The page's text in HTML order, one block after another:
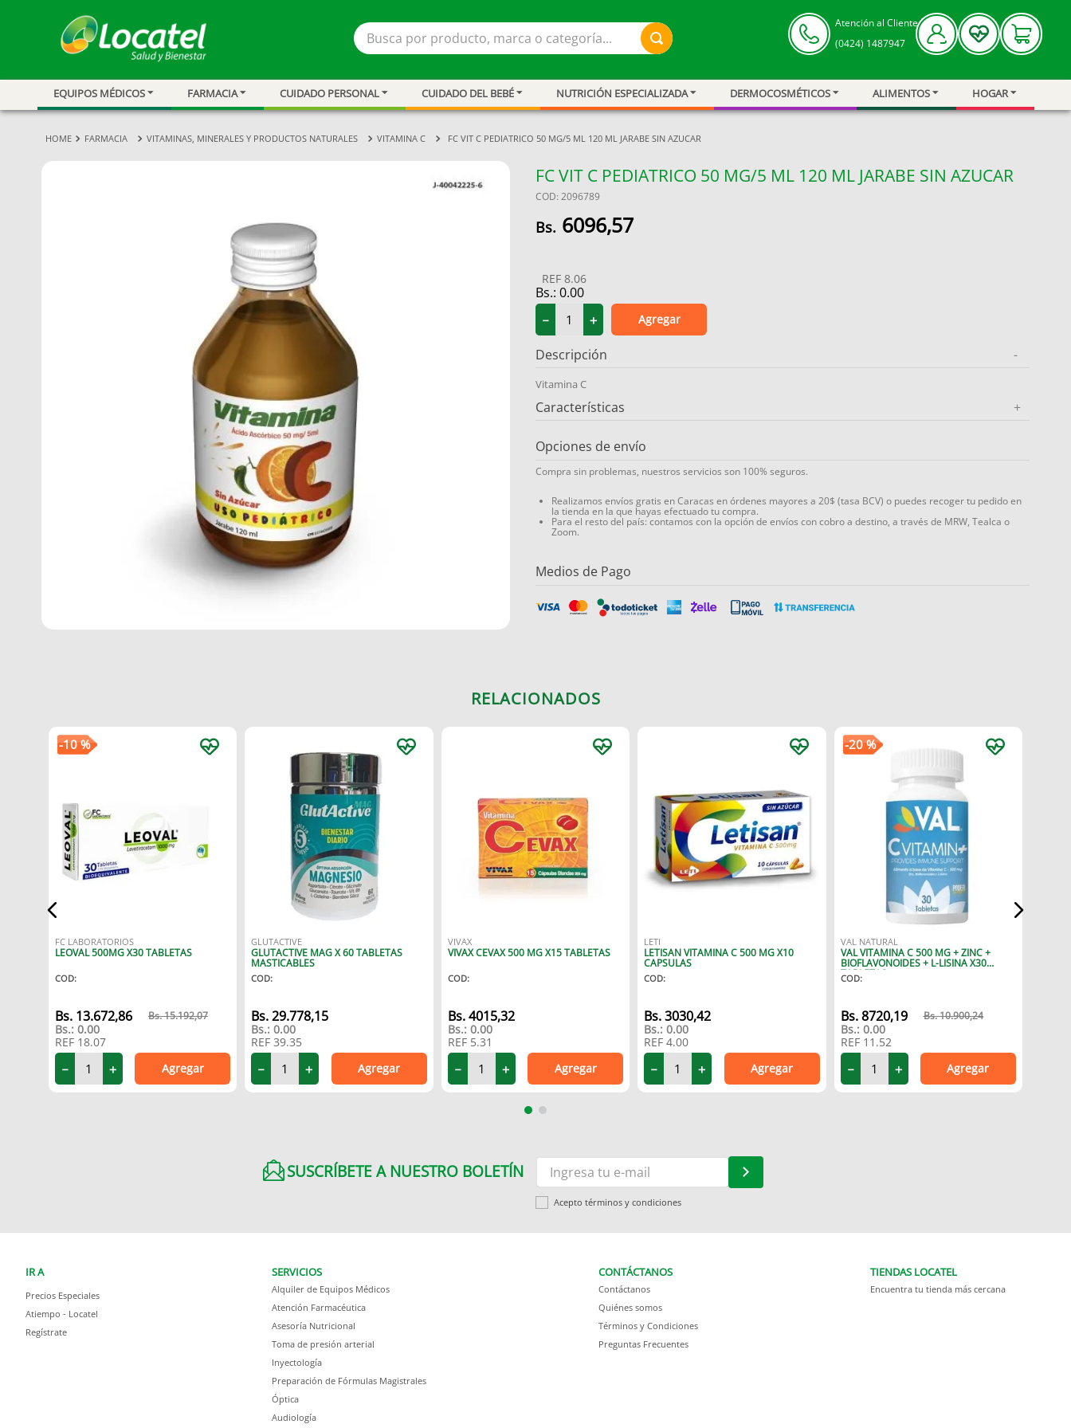
Busca por producto, marca o categoría...
Atención al Cliente
(0424) 1487947
EQUIPOS MÉDICOS FARMACIA CUIDADO PERSONAL CUIDADO DEL BEBÉ NUTRICIÓN ESPECIALIZADA DERMOCOSMÉTICOS ALIMENTOS HOGAR
FARMACIA VITAMINAS, MINERALES Y PRODUCTOS NATURALES VITAMINA C FC VIT C PEDIATRICO 50 MG/5 ML 120 ML JARABE SIN AZUCAR
FC VIT C PEDIATRICO 50 MG/5 ML 120 ML JARABE SIN AZUCAR
COD: 2096789
6096,57
REF 8.06
Bs.: 0.00
＋
－ Agregar
Descripción -
Vitamina C
Características +
Opciones de envío
Compra sin problemas, nuestros servicios son 100% seguros.
Realizamos envíos gratis en Caracas en órdenes mayores a 20$ (tasa BCV) o puedes recoger tu pedido en
la tienda en la que hayas efectuado tu compra.
Para el resto del país: contamos con la opción de envíos con cobro a destino, a través de MRW, Tealca o
Zoom.
Medios de Pago
RELACIONADOS
-10 %
FC LABORATORIOS
LEOVAL 500MG X30 TABLETAS
COD:
13.672,86 15.192,07
Bs.: 0.00
REF 18.07
＋
－ Agregar
GLUTACTIVE
GLUTACTIVE MAG X 60 TABLETAS
MASTICABLES
COD:
29.778,15
Bs.: 0.00
REF39.35
＋
－ Agregar
VIVAX
VIVAX CEVAX 500 MG X15 TABLETAS
COD:
4015,32
Bs.: 0.00
REF 5.31
＋
－ Agregar
LETI
LETISAN VITAMINA C 500 MG X10
CAPSULAS
COD:
3030,42
Bs.: 0.00
REF4.00
＋
－ Agregar
-20 %
VAL NATURAL
VAL VITAMINA C 500 MG + ZINC +
BIOFLAVONOIDES + L-LISINA X30
TABLETAS
COD:
8720,19 10.900,24
Bs.: 0.00
REF 11.52
＋
－ Agregar
SUSCRÍBETE A NUESTRO BOLETÍN
Acepto términos y condiciones
IR A
Precios Especiales
Atiempo - Locatel
Regístrate
SERVICIOS
Alquiler de Equipos Médicos
Atención Farmacéutica
Asesoría Nutricional
Toma de presión arterial
Inyectología
Preparación de Fórmulas Magistrales
Óptica
Audiología
CONTÁCTANOS
Contáctanos
Quiénes somos
Términos y Condiciones
Preguntas Frecuentes
TIENDAS LOCATEL
Encuentra tu tienda más cercana
3.
tensiometro
6.
linezolid
7.
champu
8.
protector solar
9.
miovit
medias compresión